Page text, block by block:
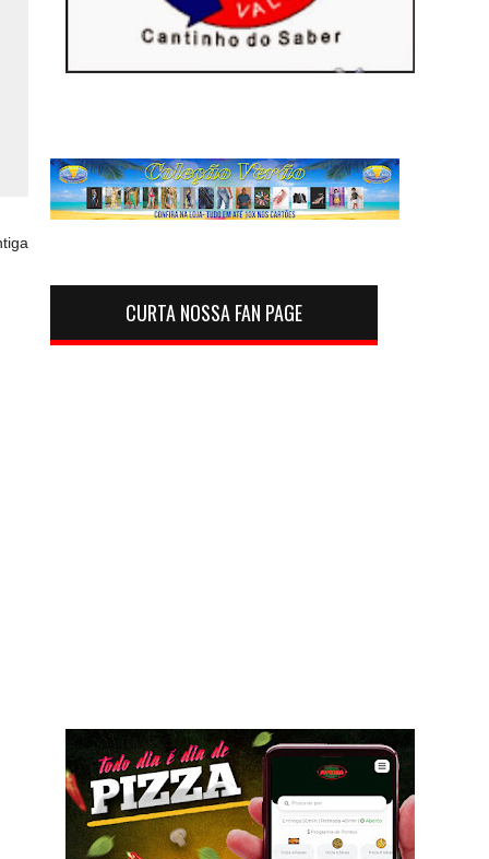
CURTA NOSSA FAN PAGE